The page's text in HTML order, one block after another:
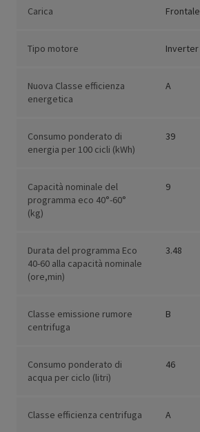
Carica Frontale
Tipo motore Inverter
Nuova Classe efficienza
energetica
A
Consumo ponderato di
energia per 100 cicli (kWh)
39
Capacità nominale del
programma eco 40°-60°
(kg)
9
Durata del programma Eco
40-60 alla capacità nominale
(ore,min)
3.48
Classe emissione rumore
centrifuga
B
Consumo ponderato di
acqua per ciclo (litri)
46
Classe efficienza centrifuga A